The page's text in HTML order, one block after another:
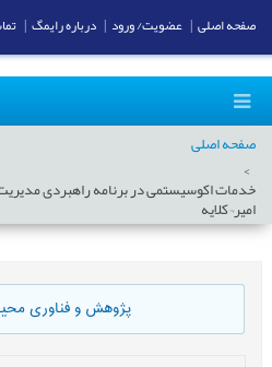
صفحه اصلی
خدمات اکوسیستمی در برنامه راهبردی
امیر¬کلایه
پژوهش و فناوری
صفحه اصلی عضویت/ ورود درباره رایمگ